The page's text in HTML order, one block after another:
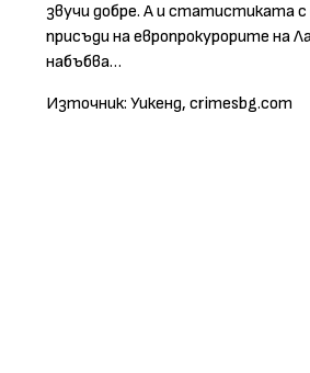
звучи добре. А и статистиката
присъди на европрокурорите на
набъбва…
Източник: Уикенд, crimesbg.com